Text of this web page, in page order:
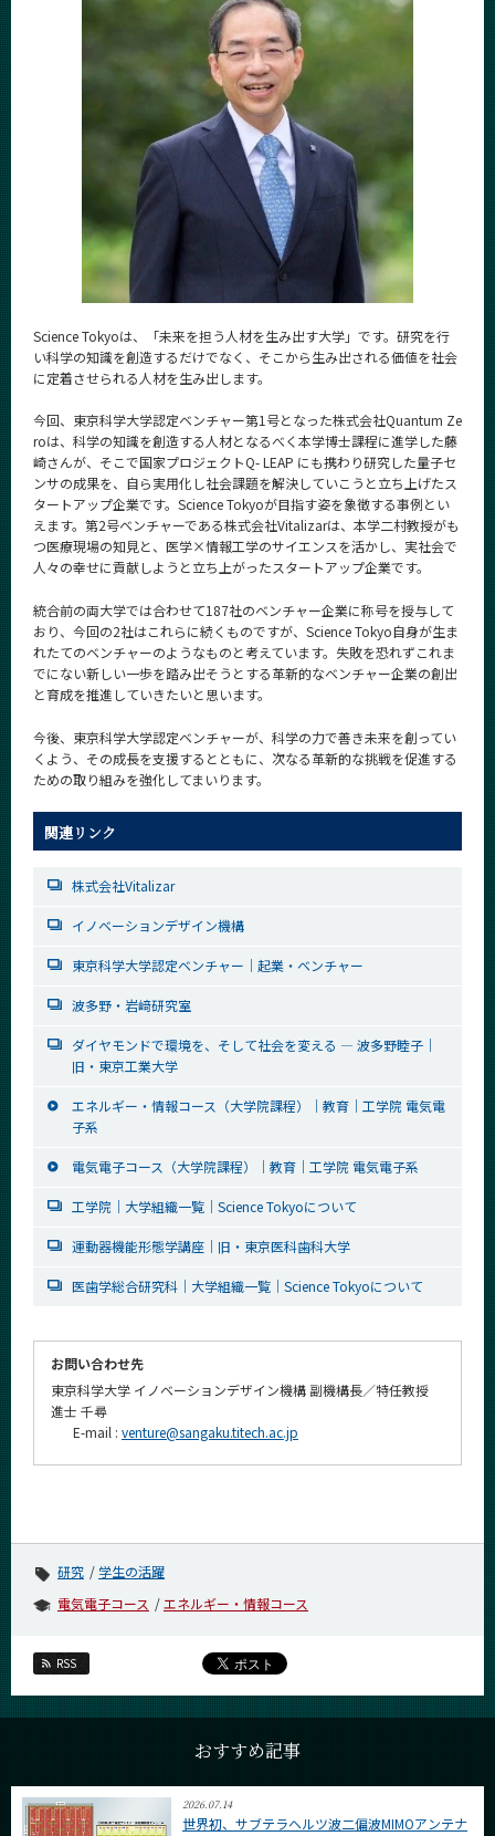
Science Tokyoは、「未来を担う人材を生み出す大学」です。研究を行
い科学の知識を創造するだけでなく、そこから生み出される価値を社会
に定着させられる人材を生み出します。
今回、東京科学大学認定ベンチャー第1号となった株式会社Quantum Ze
roは、科学の知識を創造する人材となるべく本学博士課程に進学した藤
崎さんが、そこで国家プロジェクトQ- LEAP にも携わり研究した量子セ
ンサの成果を、自ら実用化し社会課題を解決していこうと立ち上げたス
タートアップ企業です。Science Tokyoが目指す姿を象徴する事例とい
えます。第2号ベンチャーである株式会社Vitalizarは、本学二村教授がも
つ医療現場の知見と、医学×情報工学のサイエンスを活かし、実社会で
人々の幸せに貢献しようと立ち上がったスタートアップ企業です。
統合前の両大学では合わせて187社のベンチャー企業に称号を授与して
おり、今回の2社はこれらに続くものですが、Science Tokyo自身が生ま
れたてのベンチャーのようなものと考えています。失敗を恐れずこれま
でにない新しい一歩を踏み出そうとする革新的なベンチャー企業の創出
と育成を推進していきたいと思います。
今後、東京科学大学認定ベンチャーが、科学の力で善き未来を創ってい
くよう、その成長を支援するとともに、次なる革新的な挑戦を促進する
ための取り組みを強化してまいります。
関連リンク
株式会社Vitalizar
イノベーションデザイン機構
東京科学大学認定ベンチャー｜起業・ベンチャー
波多野・岩﨑研究室
ダイヤモンドで環境を、そして社会を変える — 波多野睦子｜
旧・東京工業大学
エネルギー・情報コース（大学院課程）｜教育｜工学院 電気電
子系
電気電子コース（大学院課程）｜教育｜工学院 電気電子系
工学院｜大学組織一覧｜Science Tokyoについて
運動器機能形態学講座｜旧・東京医科歯科大学
医歯学総合研究科｜大学組織一覧｜Science Tokyoについて
お問い合わせ先
東京科学大学 イノベーションデザイン機構 副機構長／特任教授
進士 千尋
E-mail : venture@sangaku.titech.ac.jp
研究
学生の活躍
電気電子コース
エネルギー・情報コース
RSS
おすすめ記事
2026.07.14
世界初、サブテラヘルツ波二偏波MIMOアンテナ